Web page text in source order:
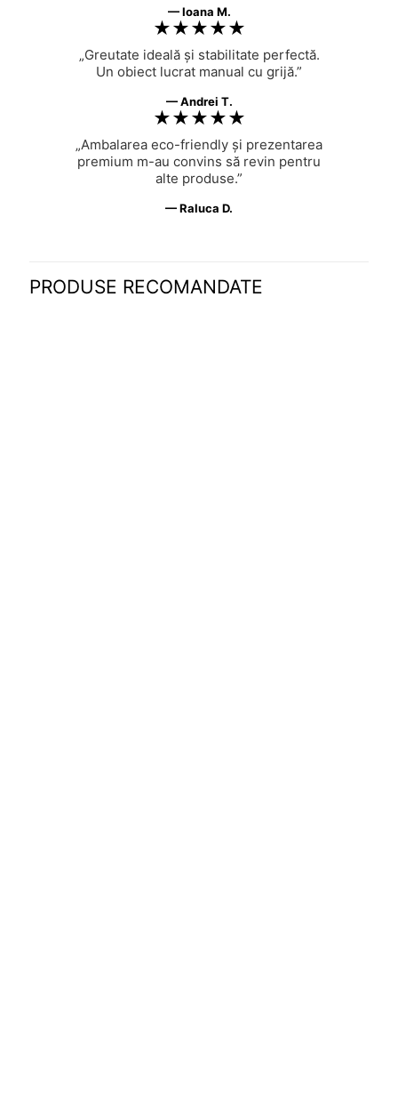
— Ioana M.
★★★★★
„Greutate ideală și stabilitate perfectă.
Un obiect lucrat manual cu grijă.”
— Andrei T.
★★★★★
„Ambalarea eco-friendly și prezentarea
premium m-au convins să revin pentru
alte produse.”
— Raluca D.
PRODUSE RECOMANDATE